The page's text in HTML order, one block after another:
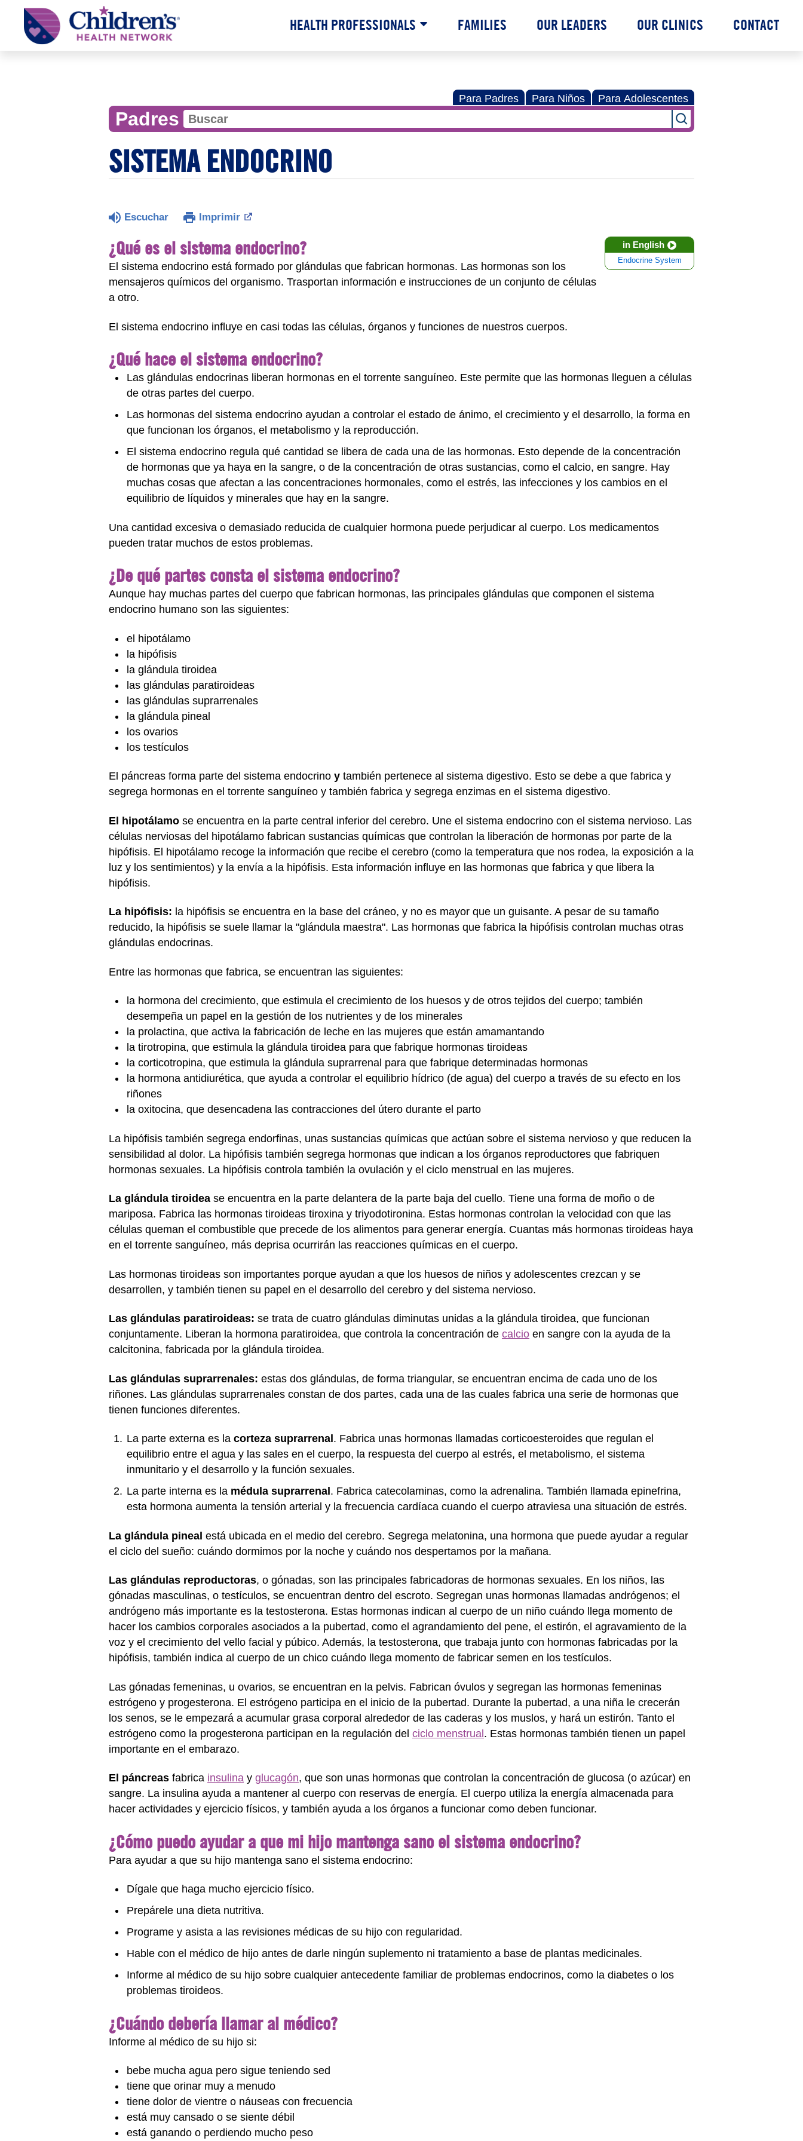
Children's
Health
Network
HEALTH PROFESSIONALS FAMILIES OUR LEADERS OUR CLINICS CONTACT
Para Padres Para Niños Para Adolescentes
Padres
SISTEMA ENDOCRINO
Escuchar Imprimir
in English
Endocrine System
¿Qué es el sistema endocrino?
El sistema endocrino está formado por glándulas que fabrican hormonas. Las hormonas son los
mensajeros químicos del organismo. Trasportan información e instrucciones de un conjunto de células
a otro.
El sistema endocrino influye en casi todas las células, órganos y funciones de nuestros cuerpos.
¿Qué hace el sistema endocrino?
Las glándulas endocrinas liberan hormonas en el torrente sanguíneo. Este permite que las hormonas lleguen a células
de otras partes del cuerpo.
Las hormonas del sistema endocrino ayudan a controlar el estado de ánimo, el crecimiento y el desarrollo, la forma en
que funcionan los órganos, el metabolismo y la reproducción.
El sistema endocrino regula qué cantidad se libera de cada una de las hormonas. Esto depende de la concentración
de hormonas que ya haya en la sangre, o de la concentración de otras sustancias, como el calcio, en sangre. Hay
muchas cosas que afectan a las concentraciones hormonales, como el estrés, las infecciones y los cambios en el
equilibrio de líquidos y minerales que hay en la sangre.
Una cantidad excesiva o demasiado reducida de cualquier hormona puede perjudicar al cuerpo. Los medicamentos
pueden tratar muchos de estos problemas.
¿De qué partes consta el sistema endocrino?
Aunque hay muchas partes del cuerpo que fabrican hormonas, las principales glándulas que componen el sistema
endocrino humano son las siguientes:
el hipotálamo
la hipófisis
la glándula tiroidea
las glándulas paratiroideas
las glándulas suprarrenales
la glándula pineal
los ovarios
los testículos
El páncreas forma parte del sistema endocrino y también pertenece al sistema digestivo. Esto se debe a que fabrica y
segrega hormonas en el torrente sanguíneo y también fabrica y segrega enzimas en el sistema digestivo.
El hipotálamo se encuentra en la parte central inferior del cerebro. Une el sistema endocrino con el sistema nervioso. Las
células nerviosas del hipotálamo fabrican sustancias químicas que controlan la liberación de hormonas por parte de la
hipófisis. El hipotálamo recoge la información que recibe el cerebro (como la temperatura que nos rodea, la exposición a la
luz y los sentimientos) y la envía a la hipófisis. Esta información influye en las hormonas que fabrica y que libera la
hipófisis.
La hipófisis: la hipófisis se encuentra en la base del cráneo, y no es mayor que un guisante. A pesar de su tamaño
reducido, la hipófisis se suele llamar la "glándula maestra". Las hormonas que fabrica la hipófisis controlan muchas otras
glándulas endocrinas.
Entre las hormonas que fabrica, se encuentran las siguientes:
la hormona del crecimiento, que estimula el crecimiento de los huesos y de otros tejidos del cuerpo; también
desempeña un papel en la gestión de los nutrientes y de los minerales
la prolactina, que activa la fabricación de leche en las mujeres que están amamantando
la tirotropina, que estimula la glándula tiroidea para que fabrique hormonas tiroideas
la corticotropina, que estimula la glándula suprarrenal para que fabrique determinadas hormonas
la hormona antidiurética, que ayuda a controlar el equilibrio hídrico (de agua) del cuerpo a través de su efecto en los
riñones
la oxitocina, que desencadena las contracciones del útero durante el parto
La hipófisis también segrega endorfinas, unas sustancias químicas que actúan sobre el sistema nervioso y que reducen la
sensibilidad al dolor. La hipófisis también segrega hormonas que indican a los órganos reproductores que fabriquen
hormonas sexuales. La hipófisis controla también la ovulación y el ciclo menstrual en las mujeres.
La glándula tiroidea se encuentra en la parte delantera de la parte baja del cuello. Tiene una forma de moño o de
mariposa. Fabrica las hormonas tiroideas tiroxina y triyodotironina. Estas hormonas controlan la velocidad con que las
células queman el combustible que precede de los alimentos para generar energía. Cuantas más hormonas tiroideas haya
en el torrente sanguíneo, más deprisa ocurrirán las reacciones químicas en el cuerpo.
Las hormonas tiroideas son importantes porque ayudan a que los huesos de niños y adolescentes crezcan y se
desarrollen, y también tienen su papel en el desarrollo del cerebro y del sistema nervioso.
Las glándulas paratiroideas: se trata de cuatro glándulas diminutas unidas a la glándula tiroidea, que funcionan
conjuntamente. Liberan la hormona paratiroidea, que controla la concentración de calcio en sangre con la ayuda de la
calcitonina, fabricada por la glándula tiroidea.
Las glándulas suprarrenales: estas dos glándulas, de forma triangular, se encuentran encima de cada uno de los
riñones. Las glándulas suprarrenales constan de dos partes, cada una de las cuales fabrica una serie de hormonas que
tienen funciones diferentes.
La parte externa es la corteza suprarrenal . Fabrica unas hormonas llamadas corticoesteroides que regulan el
equilibrio entre el agua y las sales en el cuerpo, la respuesta del cuerpo al estrés, el metabolismo, el sistema
inmunitario y el desarrollo y la función sexuales.
La parte interna es la médula suprarrenal . Fabrica catecolaminas, como la adrenalina. También llamada epinefrina,
esta hormona aumenta la tensión arterial y la frecuencia cardíaca cuando el cuerpo atraviesa una situación de estrés.
La glándula pineal está ubicada en el medio del cerebro. Segrega melatonina, una hormona que puede ayudar a regular
el ciclo del sueño: cuándo dormimos por la noche y cuándo nos despertamos por la mañana.
Las glándulas reproductoras, o gónadas, son las principales fabricadoras de hormonas sexuales. En los niños, las
gónadas masculinas, o testículos, se encuentran dentro del escroto. Segregan unas hormonas llamadas andrógenos; el
andrógeno más importante es la testosterona. Estas hormonas indican al cuerpo de un niño cuándo llega momento de
hacer los cambios corporales asociados a la pubertad, como el agrandamiento del pene, el estirón, el agravamiento de la
voz y el crecimiento del vello facial y púbico. Además, la testosterona, que trabaja junto con hormonas fabricadas por la
hipófisis, también indica al cuerpo de un chico cuándo llega momento de fabricar semen en los testículos.
Las gónadas femeninas, u ovarios, se encuentran en la pelvis. Fabrican óvulos y segregan las hormonas femeninas
estrógeno y progesterona. El estrógeno participa en el inicio de la pubertad. Durante la pubertad, a una niña le crecerán
los senos, se le empezará a acumular grasa corporal alrededor de las caderas y los muslos, y hará un estirón. Tanto el
estrógeno como la progesterona participan en la regulación del ciclo menstrual. Estas hormonas también tienen un papel
importante en el embarazo.
El páncreas fabrica insulina y glucagón, que son unas hormonas que controlan la concentración de glucosa (o azúcar) en
sangre. La insulina ayuda a mantener al cuerpo con reservas de energía. El cuerpo utiliza la energía almacenada para
hacer actividades y ejercicio físicos, y también ayuda a los órganos a funcionar como deben funcionar.
¿Cómo puedo ayudar a que mi hijo mantenga sano el sistema endocrino?
Para ayudar a que su hijo mantenga sano el sistema endocrino:
Dígale que haga mucho ejercicio físico.
Prepárele una dieta nutritiva.
Programe y asista a las revisiones médicas de su hijo con regularidad.
Hable con el médico de hijo antes de darle ningún suplemento ni tratamiento a base de plantas medicinales.
Informe al médico de su hijo sobre cualquier antecedente familiar de problemas endocrinos, como la diabetes o los
problemas tiroideos.
¿Cuándo debería llamar al médico?
Informe al médico de su hijo si:
bebe mucha agua pero sigue teniendo sed
tiene que orinar muy a menudo
tiene dolor de vientre o náuseas con frecuencia
está muy cansado o se siente débil
está ganando o perdiendo mucho peso